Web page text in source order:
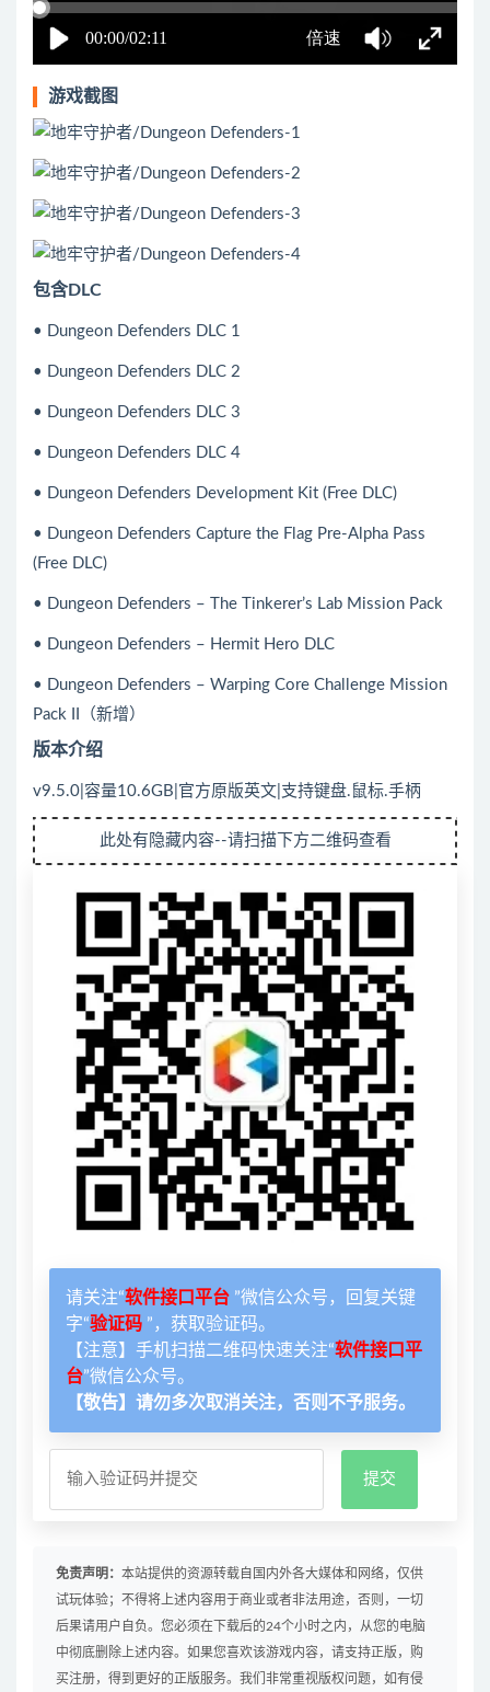
游戏截图
包含DLC
• Dungeon Defenders DLC 1
• Dungeon Defenders DLC 2
• Dungeon Defenders DLC 3
• Dungeon Defenders DLC 4
• Dungeon Defenders Development Kit (Free DLC)
• Dungeon Defenders Capture the Flag Pre-Alpha Pass
(Free DLC)
• Dungeon Defenders – The Tinkerer’s Lab Mission Pack
• Dungeon Defenders – Hermit Hero DLC
• Dungeon Defenders – Warping Core Challenge Mission
Pack II（新增）
版本介绍
v9.5.0|容量10.6GB|官方原版英文|支持键盘.鼠标.手柄
此处有隐藏内容--请扫描下方二维码查看
请关注“软件接口平台 ”微信公众号，回复关键
字“验证码 ”，获取验证码。
【注意】手机扫描二维码快速关注“软件接口平
台”微信公众号。
【敬告】请勿多次取消关注，否则不予服务。
免责声明： 本站提供的资源转载自国内外各大媒体和网络，仅供
试玩体验；不得将上述内容用于商业或者非法用途，否则，一切
后果请用户自负。您必须在下载后的24个小时之内，从您的电脑
中彻底删除上述内容。如果您喜欢该游戏内容，请支持正版，购
买注册，得到更好的正版服务。我们非常重视版权问题，如有侵